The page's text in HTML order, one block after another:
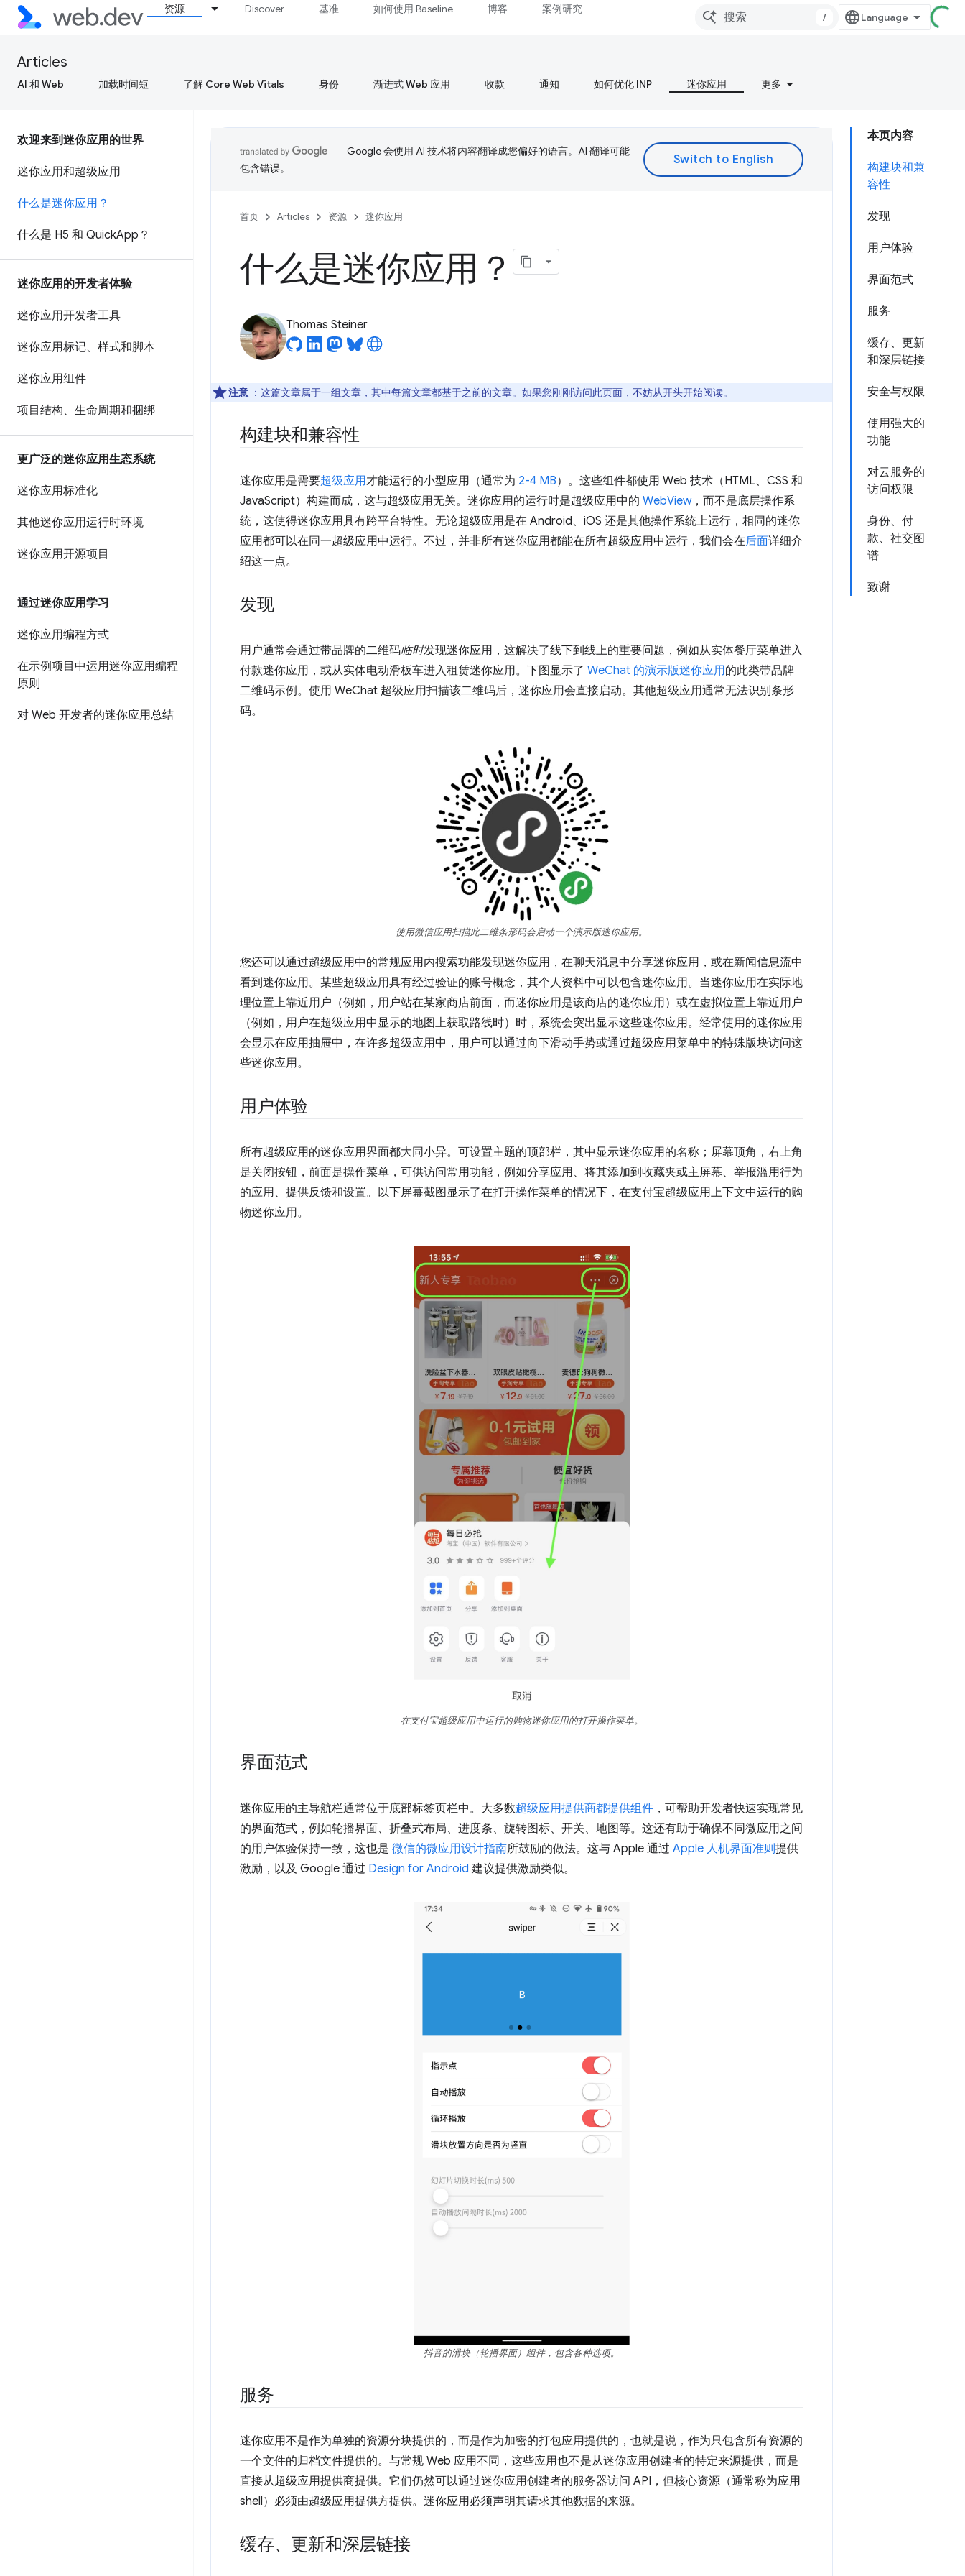
资源 Discover 基准 如何使用 Baseline 博客 案例研究
/
Articles
AI 和 Web 加载时间短 了解 Core Web Vitals 身份 渐进式 Web 应用 收款 通知 如何优化 INP 迷你应用 更多
欢迎来到迷你应用的世界
迷你应用和超级应用
什么是迷你应用？
什么是 H5 和 QuickApp？
迷你应用的开发者体验
迷你应用开发者工具
迷你应用标记、样式和脚本
迷你应用组件
项目结构、生命周期和捆绑
更广泛的迷你应用生态系统
迷你应用标准化
其他迷你应用运行时环境
迷你应用开源项目
通过迷你应用学习
迷你应用编程方式
在示例项目中运用迷你应用编程
原则
对 Web 开发者的迷你应用总结
本页内容
构建块和兼
容性
发现
用户体验
界面范式
服务
缓存、更新
和深层链接
安全与权限
使用强大的
功能
对云服务的
访问权限
身份、付
款、社交图
谱
致谢
Google 会使用 AI 技术将内容翻译成您偏好的语言。AI 翻译可能
包含错误。
首页 Articles 资源 迷你应用
什么是迷你应用？
Thomas Steiner
注意 ：这篇文章属于一组文章，其中每篇文章都基于之前的文章。如果您刚刚访问此页面，不妨从开头开始阅读。
构建块和兼容性
迷你应用是需要超级应用才能运行的小型应用（通常为 2-4 MB）。这些组件都使用 Web 技术（HTML、CSS 和
JavaScript）构建而成，这与超级应用无关。迷你应用的运行时是超级应用中的 WebView，而不是底层操作系
统，这使得迷你应用具有跨平台特性。无论超级应用是在 Android、iOS 还是其他操作系统上运行，相同的迷你
应用都可以在同一超级应用中运行。不过，并非所有迷你应用都能在所有超级应用中运行，我们会在后面详细介
绍这一点。
发现
用户通常会通过带品牌的二维码临时发现迷你应用，这解决了线下到线上的重要问题，例如从实体餐厅菜单进入
付款迷你应用，或从实体电动滑板车进入租赁迷你应用。下图显示了 WeChat 的演示版迷你应用的此类带品牌
二维码示例。使用 WeChat 超级应用扫描该二维码后，迷你应用会直接启动。其他超级应用通常无法识别条形
码。
使用微信应用扫描此二维条形码会启动一个演示版迷你应用。
您还可以通过超级应用中的常规应用内搜索功能发现迷你应用，在聊天消息中分享迷你应用，或在新闻信息流中
看到迷你应用。某些超级应用具有经过验证的账号概念，其个人资料中可以包含迷你应用。当迷你应用在实际地
理位置上靠近用户（例如，用户站在某家商店前面，而迷你应用是该商店的迷你应用）或在虚拟位置上靠近用户
（例如，用户在超级应用中显示的地图上获取路线时）时，系统会突出显示这些迷你应用。经常使用的迷你应用
会显示在应用抽屉中，在许多超级应用中，用户可以通过向下滑动手势或通过超级应用菜单中的特殊版块访问这
些迷你应用。
用户体验
所有超级应用的迷你应用界面都大同小异。可设置主题的顶部栏，其中显示迷你应用的名称；屏幕顶角，右上角
是关闭按钮，前面是操作菜单，可供访问常用功能，例如分享应用、将其添加到收藏夹或主屏幕、举报滥用行为
的应用、提供反馈和设置。以下屏幕截图显示了在打开操作菜单的情况下，在支付宝超级应用上下文中运行的购
物迷你应用。
在支付宝超级应用中运行的购物迷你应用的打开操作菜单。
界面范式
迷你应用的主导航栏通常位于底部标签页栏中。大多数超级应用提供商都提供组件 ，可帮助开发者快速实现常见
的界面范式，例如轮播界面、折叠式布局、进度条、旋转图标、开关、地图等。这还有助于确保不同微应用之间
的用户体验保持一致，这也是 微信的微应用设计指南所鼓励的做法。这与 Apple 通过 Apple 人机界面准则提供
激励，以及 Google 通过 Design for Android 建议提供激励类似。
抖音的滑块（轮播界面）组件，包含各种选项。
服务
迷你应用不是作为单独的资源分块提供的，而是作为加密的打包应用提供的，也就是说，作为只包含所有资源的
一个文件的归档文件提供的。与常规 Web 应用不同，这些应用也不是从迷你应用创建者的特定来源提供，而是
直接从超级应用提供商提供。它们仍然可以通过迷你应用创建者的服务器访问 API，但核心资源（通常称为应用
shell）必须由超级应用提供方提供。迷你应用必须声明其请求其他数据的来源。
缓存、更新和深层链接